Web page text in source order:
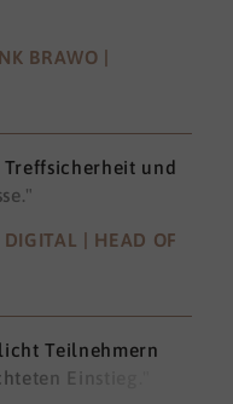
BRAWO |
und
DIGITAL | HEAD OF
Teilnehmern
Einstieg."